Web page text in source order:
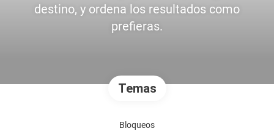
destino, y ordena los resultados como
prefieras.
Temas
Bloqueos